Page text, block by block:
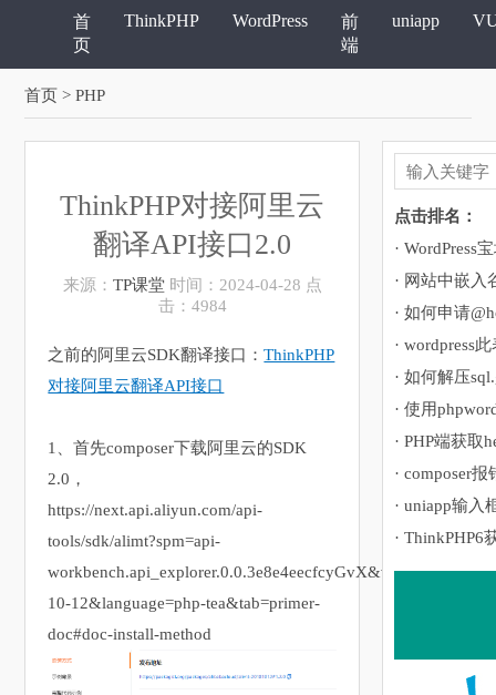
首
页
ThinkPHP WordPress
前
端
uniapp
首页 > PHP
ThinkPHP对接阿里云
翻译API接口2.0
来源： TP课堂时间：2024-04-28 点
击：4984
之前的阿里云SDK翻译接口：ThinkPHP
对接阿里云翻译API接口
1、首先composer下载阿里云的SDK
2.0，
https://next.api.aliyun.com/api-
tools/sdk/alimt?spm=api-
workbench.api_explorer.0.0.3e8e4eecfcyGvX&version=2018-
10-12&language=php-tea&tab=primer-
doc#doc-install-method
点击排名：
· 网站中嵌入
· 如何申请
· 如何解压
· 使用
· PHP端获取
· uniapp输入
· ThinkPHP6